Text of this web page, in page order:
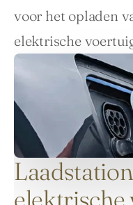
voor het opladen
elektrische